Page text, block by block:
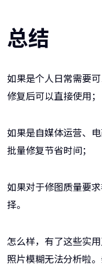
总结
如果是个人日常需要
修复后可以直接使用；
如果是自媒体运营、
批量修复节省时间；
如果对于修图质量要求
择。
怎么样，有了这些实
照片模糊无法分析啦